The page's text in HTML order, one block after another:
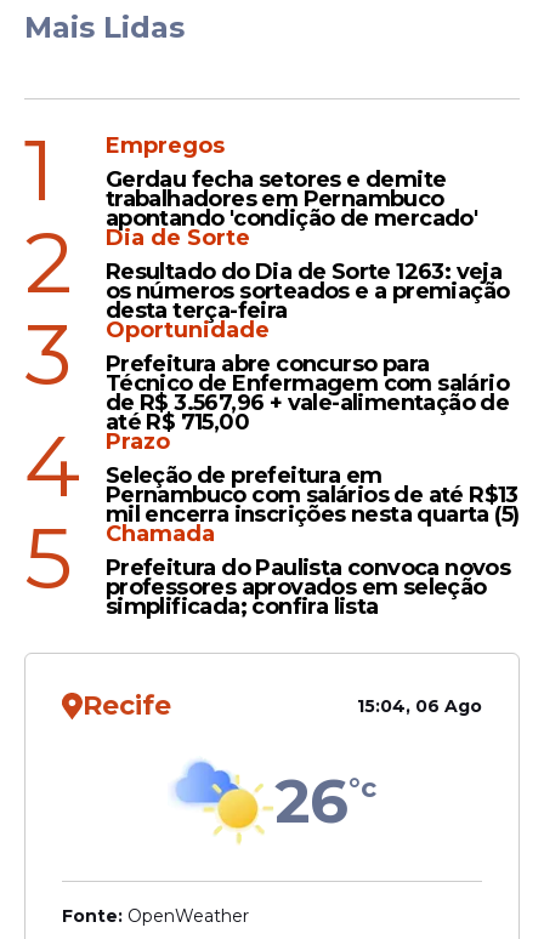
Mais Lidas
1
Empregos
Gerdau fecha setores e demite
trabalhadores em Pernambuco
apontando 'condição de mercado'
2
Dia de Sorte
Resultado do Dia de Sorte 1263: veja
os números sorteados e a premiação
desta terça-feira
3
Oportunidade
Prefeitura abre concurso para
Técnico de Enfermagem com salário
de R$ 3.567,96 + vale-alimentação de
até R$ 715,00
4
Prazo
Seleção de prefeitura em
Pernambuco com salários de até R$13
mil encerra inscrições nesta quarta (5)
5
Chamada
Prefeitura do Paulista convoca novos
professores aprovados em seleção
simplificada; confira lista
Recife 15:04, 06 Ago
26°c
Fonte: OpenWeather